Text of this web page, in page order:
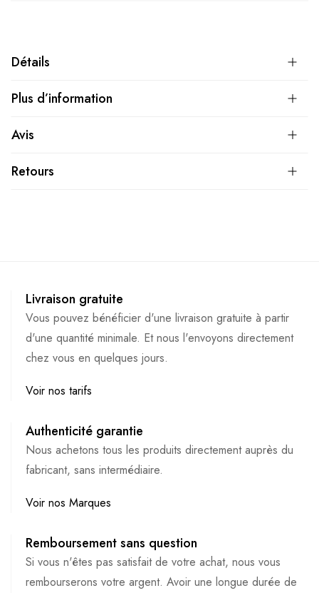
Détails
Plus d’information
Avis
Retours
Livraison gratuite
Vous pouvez bénéficier d'une livraison gratuite à partir
d'une quantité minimale. Et nous l'envoyons directement
chez vous en quelques jours.
Voir nos tarifs
Authenticité garantie
Nous achetons tous les produits directement auprès du
fabricant, sans intermédiaire.
Voir nos Marques
Remboursement sans question
Si vous n'êtes pas satisfait de votre achat, nous vous
rembourserons votre argent. Avoir une longue durée de